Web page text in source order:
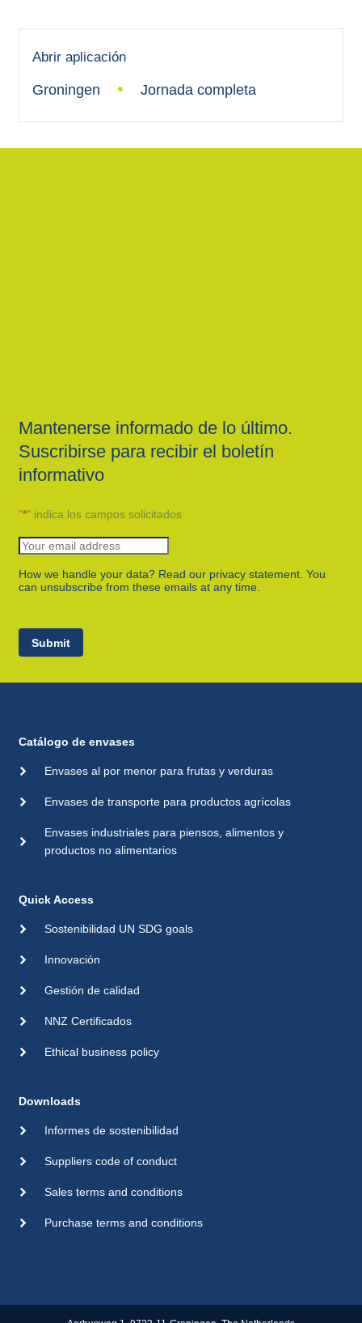
Abrir aplicación
Groningen Jornada completa
Mantenerse informado de lo último.
Suscribirse para recibir el boletín
informativo
"*" indica los campos solicitados
How we handle your data? Read our privacy statement. You
can unsubscribe from these emails at any time.
Submit
Catálogo de envases
Envases al por menor para frutas y verduras
Envases de transporte para productos agrícolas
Envases industriales para piensos, alimentos y
productos no alimentarios
Quick Access
Sostenibilidad UN SDG goals
Innovación
Gestión de calidad
NNZ Certificados
Ethical business policy
Downloads
Informes de sostenibilidad
Suppliers code of conduct
Sales terms and conditions
Purchase terms and conditions